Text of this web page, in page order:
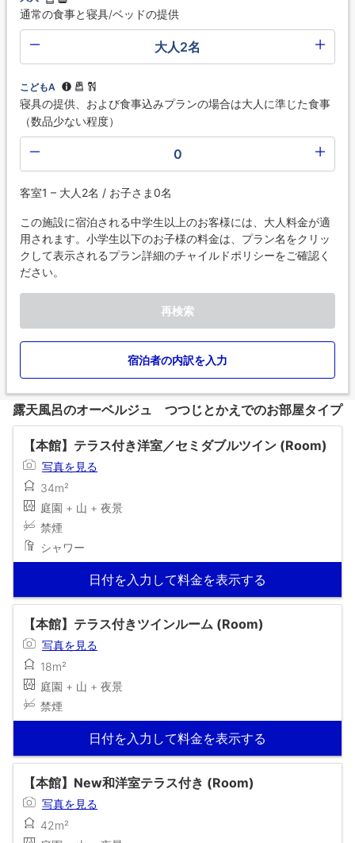
通常の食事と寝具/ベッドの提供
大人2名
こどもA
寝具の提供、および食事込みプランの場合は大人に準じた食事
（数品少ない程度）
0
客室1 – 大人2名 / お子さま0名
この施設に宿泊される中学生以上のお客様には、大人料金が適
用されます。小学生以下のお子様の料金は、プラン名をクリッ
クして表示されるプラン詳細のチャイルドポリシーをご確認く
ださい。
再検索
宿泊者の内訳を入力
露天風呂のオーベルジュ つつじとかえでのお部屋タイプ
【本館】テラス付き洋室／セミダブルツイン (Room)
写真を見る
34m²
庭園 + 山 + 夜景
禁煙
シャワー
日付を入力して料金を表示する
【本館】テラス付きツインルーム (Room)
写真を見る
18m²
庭園 + 山 + 夜景
禁煙
日付を入力して料金を表示する
【本館】New和洋室テラス付き (Room)
写真を見る
42m²